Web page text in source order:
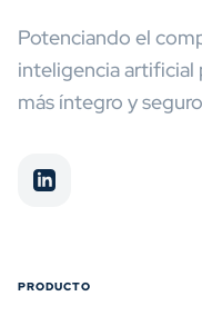
Potenciando el
inteligencia artificial
más íntegro y
PRODUCTO